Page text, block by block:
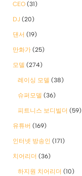
CEO (31)
DJ (20)
댄서 (19)
만화가 (25)
모델 (274)
레이싱 모델 (38)
슈퍼모델 (36)
피트니스 보디빌더 (59)
유튜버 (169)
인터넷 방송인 (171)
치어리더 (36)
하지원 치어리더 (10)